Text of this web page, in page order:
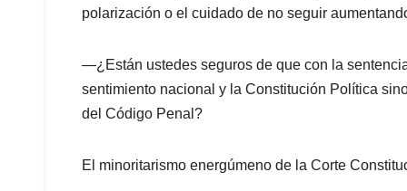
polarización o el cuidado de no seguir
—¿Están ustedes seguros de que con la
sentimiento nacional y la Constitución Política
del Código Penal?
El minoritarismo energúmeno de la Corte